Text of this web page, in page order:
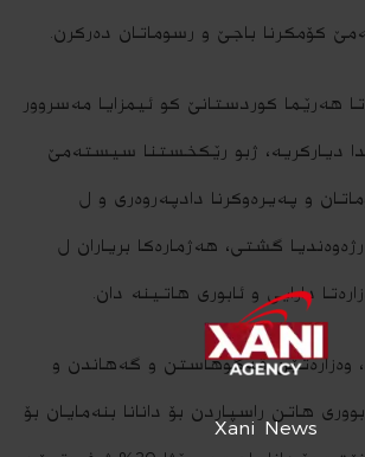
كۆمكرنا باجێ و رسوماتان ده‌ركرن.
هه‌رێما كوردستانێ كو ئیمزایا مه‌سروور
دیاركریه‌، ژبو رێكخستنا سیسته‌مێ
و په‌یره‌وكرنا دادپه‌روه‌رى و ل
گشتى، هه‌ژماره‌كا بریاران‌ ل
دارایى و ئابورى هاتینه‌ دان.
وه‌زاره‌تێن ڤه‌گوهاستن و گه‌هاندن و
هاتن راسپاردن بۆ دانانا بنه‌مایان بۆ
Xani News